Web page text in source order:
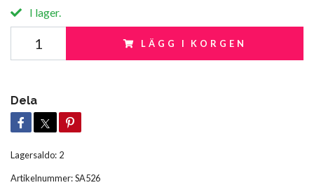
I lager.
LÄGG I KORGEN
Dela
Lagersaldo: 2
Artikelnummer:SA526